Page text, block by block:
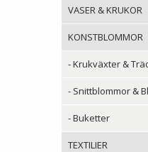
VASER & KRUKOR
KONSTBLOMMOR
- Krukväxter &
- Snittblommor &
- Buketter
TEXTILIER